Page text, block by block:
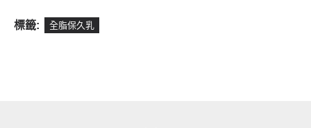
標籤: 全脂保久乳